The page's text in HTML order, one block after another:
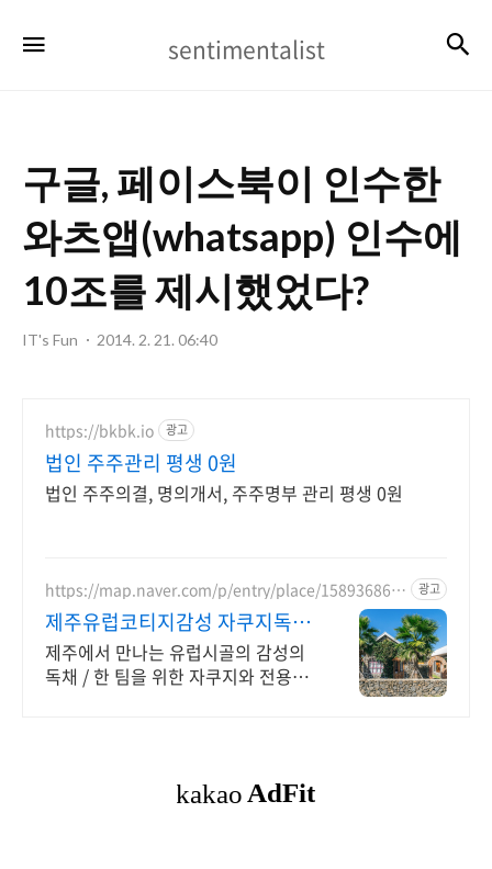
sentimentalist
구글, 페이스북이 인수한
와츠앱(whatsapp) 인수에
10조를 제시했었다?
IT's Fun 2014. 2. 21. 06:40
https://bkbk.io 광고
법인 주주관리 평생 0원
법인 주주의결, 명의개서, 주주명부 관리 평생 0원
https://map.naver.com/p/entry/place/158936865
광고
제주유럽코티지감성 자쿠지독채
프라이빗 제주여행, 유럽감성
제주에서 만나는 유럽시골의 감성의
독채 / 한 팀을 위한 자쿠지와 전용온